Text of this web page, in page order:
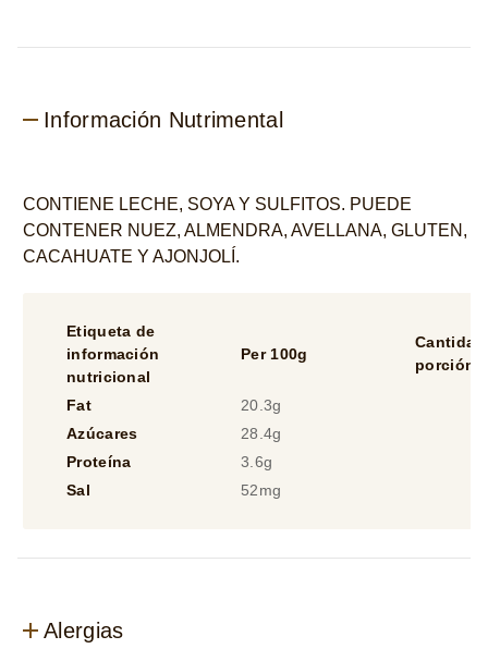
Información Nutrimental
CONTIENE LECHE, SOYA Y SULFITOS. PUEDE
CONTENER NUEZ, ALMENDRA, AVELLANA, GLUTEN,
CACAHUATE Y AJONJOLÍ.
Etiqueta de
información
nutricional
Per 100g
porción
Fat
20.3g
Azúcares
28.4g
Proteína
3.6g
Sal
52mg
Alergias